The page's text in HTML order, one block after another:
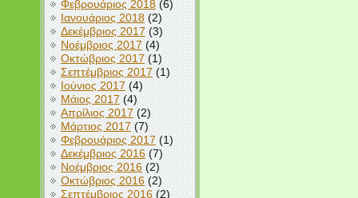
Φεβρουάριος 2018(6)
Ιανουάριος 2018(2)
Δεκέμβριος 2017 (3)
Νοέμβριος 2017(4)
Οκτώβριος 2017(1)
Σεπτέμβριος 2017 (1)
Ιούνιος 2017 (4)
Μάιος 2017 (4)
Απρίλιος 2017 (2)
Μάρτιος 2017 (7)
Φεβρουάριος 2017(1)
Δεκέμβριος 2016(7)
Νοέμβριος 2016(2)
Οκτώβριος 2016(2)
Σεπτέμβριος 2016(2)